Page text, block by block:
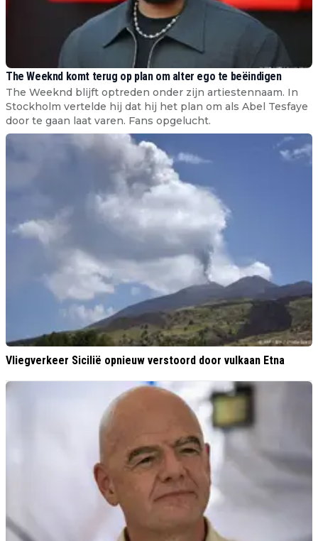
The Weeknd komt terug op plan om alter ego te beëindigen
The Weeknd blijft optreden onder zijn artiestennaam. In
Stockholm vertelde hij dat hij het plan om als Abel Tesfaye
door te gaan laat varen. Fans opgelucht.
Vliegverkeer Sicilië opnieuw verstoord door vulkaan Etna